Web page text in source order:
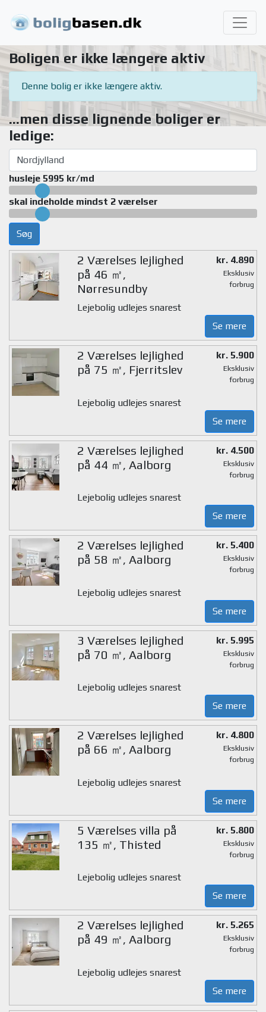
Boligen er ikke længere aktiv
Denne bolig er ikke længere aktiv.
...men disse lignende boliger er
ledige:
husleje 5995 kr/md
skal indeholde mindst 2 værelser
Søg
2 Værelses lejlighed
på 46 ㎡,
Nørresundby
kr. 4.890
Eksklusiv
forbrug
Lejebolig udlejes snarest
Se mere
2 Værelses lejlighed
på 75 ㎡, Fjerritslev
kr. 5.900
Eksklusiv
forbrug
Lejebolig udlejes snarest
Se mere
2 Værelses lejlighed
på 44 ㎡, Aalborg
kr. 4.500
Eksklusiv
forbrug
Lejebolig udlejes snarest
Se mere
2 Værelses lejlighed
på 58 ㎡, Aalborg
kr. 5.400
Eksklusiv
forbrug
Lejebolig udlejes snarest
Se mere
3 Værelses lejlighed
på 70 ㎡, Aalborg
kr. 5.995
Eksklusiv
forbrug
Lejebolig udlejes snarest
Se mere
2 Værelses lejlighed
på 66 ㎡, Aalborg
kr. 4.800
Eksklusiv
forbrug
Lejebolig udlejes snarest
Se mere
5 Værelses villa på
135 ㎡, Thisted
kr. 5.800
Eksklusiv
forbrug
Lejebolig udlejes snarest
Se mere
2 Værelses lejlighed
på 49 ㎡, Aalborg
kr. 5.265
Eksklusiv
forbrug
Lejebolig udlejes snarest
Se mere